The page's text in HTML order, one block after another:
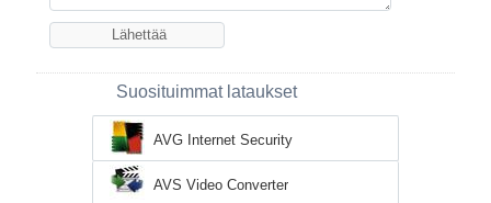
Suosituimmat lataukset
AVG Internet Security
AVS Video Converter